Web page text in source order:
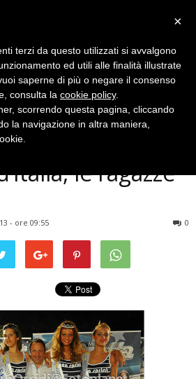
umbra di Miss
le ragazze
- ore 09:55 0
×
terzi da questo utilizzati si avvalgono
ed utili alle finalità illustrate
saperne di più o negare il consenso
consulta la cookie policy.
scorrendo questa pagina, cliccando
la navigazione in altra maniera,